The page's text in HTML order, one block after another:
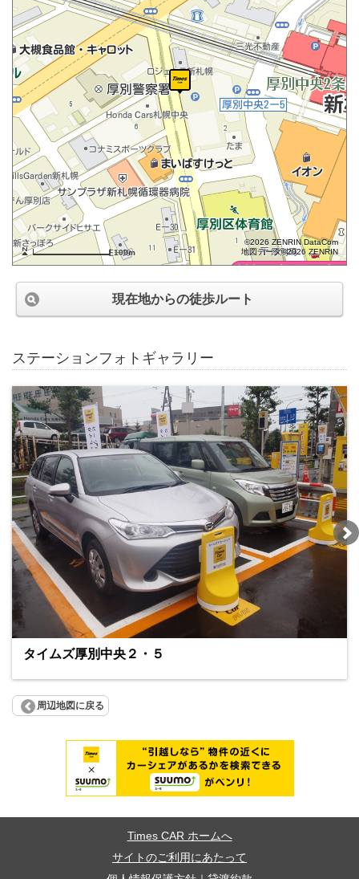
100m
©2026 ZENRIN DataCom
地図データ©2026 ZENRIN
現在地からの徒歩ルート
ステーションフォトギャラリー
タイムズ厚別中央２・５
周辺地図に戻る
Times CAR ホームへ
サイトのご利用にあたって